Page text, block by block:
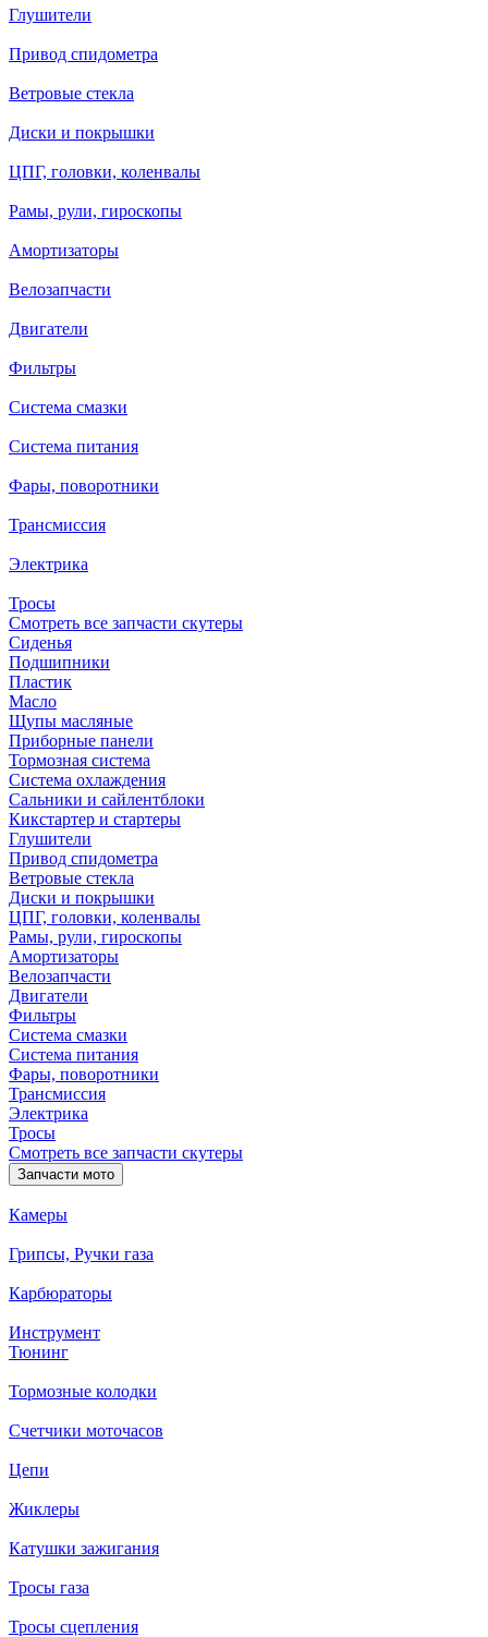
Глушители
Привод спидометра
Ветровые стекла
Диски и покрышки
ЦПГ, головки, коленвалы
Рамы, рули, гироскопы
Амортизаторы
Велозапчасти
Двигатели
Фильтры
Система смазки
Система питания
Фары, поворотники
Трансмиссия
Электрика
Тросы
Смотреть все запчасти скутеры
Сиденья
Подшипники
Пластик
Масло
Щупы масляные
Приборные панели
Тормозная система
Система охлаждения
Сальники и сайлентблоки
Кикстартер и стартеры
Глушители
Привод спидометра
Ветровые стекла
Диски и покрышки
ЦПГ, головки, коленвалы
Рамы, рули, гироскопы
Амортизаторы
Велозапчасти
Двигатели
Фильтры
Система смазки
Система питания
Фары, поворотники
Трансмиссия
Электрика
Тросы
Смотреть все запчасти скутеры
Запчасти мото
Камеры
Грипсы, Ручки газа
Карбюраторы
Инструмент
Тюнинг
Тормозные колодки
Счетчики моточасов
Цепи
Жиклеры
Катушки зажигания
Тросы газа
Тросы сцепления